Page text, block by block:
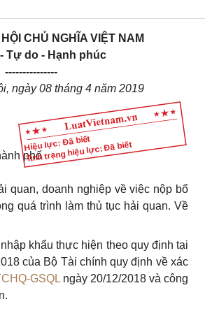
Hiệu lực: Đã biết
Tình trạng hiệu lực: Đã biết
CHỦ NGHĨA VIỆT NAM
Tự do - Hạnh phúc
---------------
ngày08tháng 4năm 2019
phố
quan, doanh nghiệp về việc nộp bổ
quá trình làm thủ tục hải quan. Về
khẩu thực hiện theo quy định tại
của Bộ Tài chính quy định về xác
GSQL ngày 20/12/2018 và công